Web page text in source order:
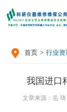
 首页 > 行业资
我国进口
文章来源：岳